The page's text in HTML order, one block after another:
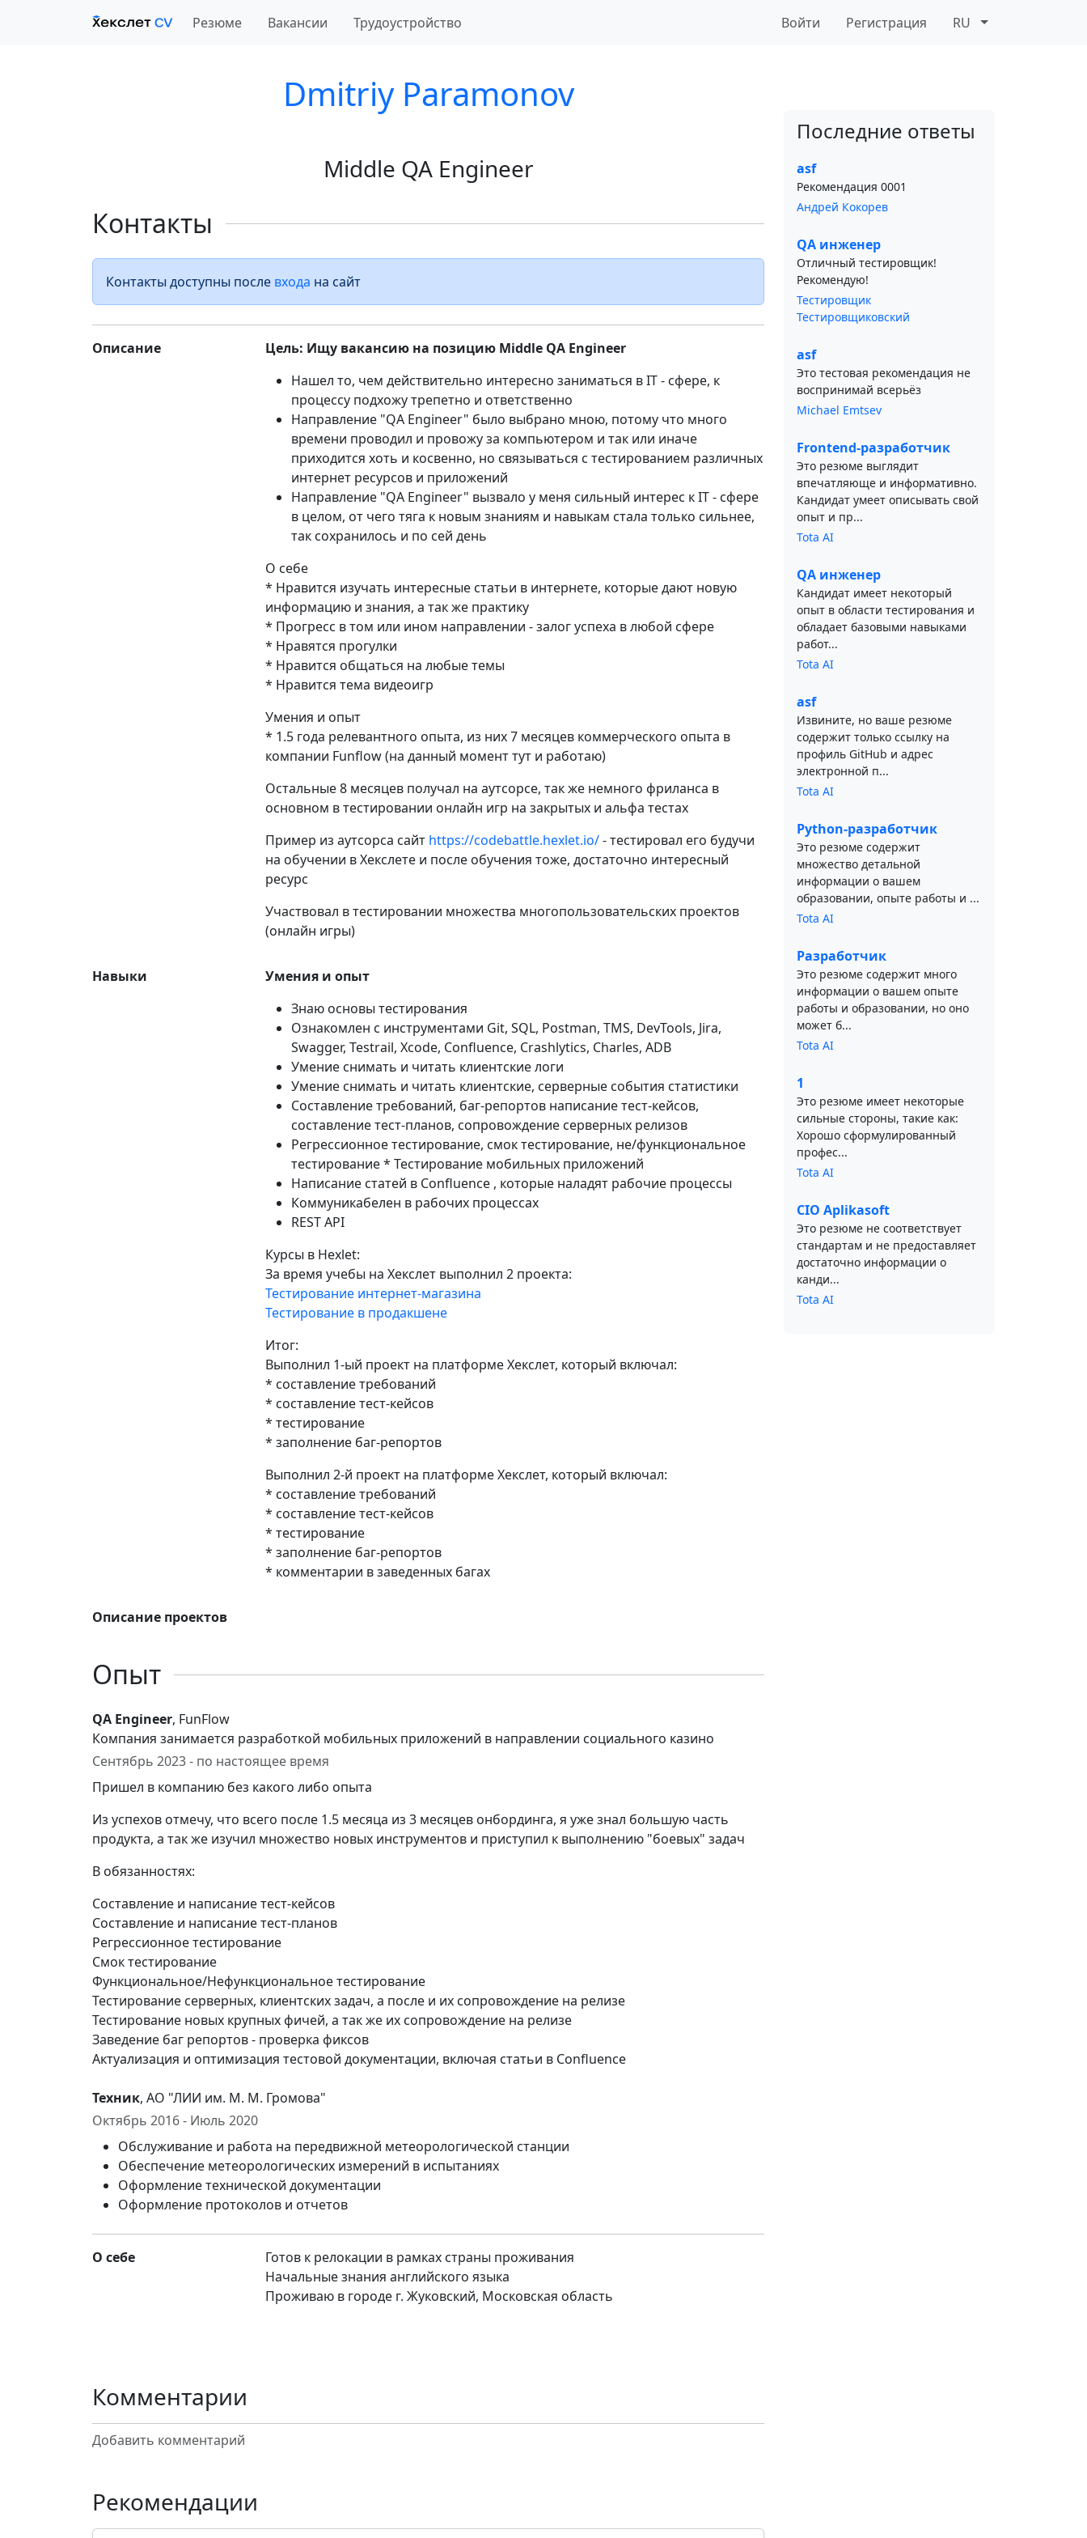
Резюме Вакансии Трудоустройство Войти Регистрация RU
Dmitriy Paramonov
Middle QA Engineer
Контакты
Контакты доступны после входа на сайт
Описание
Цель: Ищу вакансию на позицию Middle QA Engineer
Нашел то, чем действительно интересно заниматься в IT - сфере, к
процессу подхожу трепетно и ответственно
Направление "QA Engineer" было выбрано мною, потому что много
времени проводил и провожу за компьютером и так или иначе
приходится хоть и косвенно, но связываться с тестированием различных
интернет ресурсов и приложений
Направление "QA Engineer" вызвало у меня сильный интерес к IT - сфере
в целом, от чего тяга к новым знаниям и навыкам стала только сильнее,
так сохранилось и по сей день
О себе
* Нравится изучать интересные статьи в интернете, которые дают новую
информацию и знания, а так же практику
* Прогресс в том или ином направлении - залог успеха в любой сфере
* Нравятся прогулки
* Нравится общаться на любые темы
* Нравится тема видеоигр
Умения и опыт
* 1.5 года релевантного опыта, из них 7 месяцев коммерческого опыта в
компании Funflow (на данный момент тут и работаю)
Остальные 8 месяцев получал на аутсорсе, так же немного фриланса в
основном в тестировании онлайн игр на закрытых и альфа тестах
Пример из аутсорса сайт https://codebattle.hexlet.io/- тестировал его будучи
на обучении в Хекслете и после обучения тоже, достаточно интересный
ресурс
Участвовал в тестировании множества многопользовательских проектов
(онлайн игры)
Навыки
Умения и опыт
Знаю основы тестирования
Ознакомлен с инструментами Git, SQL, Postman, TMS, DevTools, Jira,
Swagger, Testrail, Xcode, Confluence, Crashlytics, Charles, ADB
Умение снимать и читать клиентские логи
Умение снимать и читать клиентские, серверные события статистики
Составление требований, баг-репортов написание тест-кейсов,
составление тест-планов, сопровождение серверных релизов
Регрессионное тестирование, смок тестирование, не/функциональное
тестирование * Тестирование мобильных приложений
Написание статей в Confluence , которые наладят рабочие процессы
Коммуникабелен в рабочих процессах
REST API
Курсы в Hexlet:
За время учебы на Хекслет выполнил 2 проекта:
Тестирование интернет-магазина
Тестирование в продакшене
Итог:
Выполнил 1-ый проект на платформе Хекслет, который включал:
* составление требований
* составление тест-кейсов
* тестирование
* заполнение баг-репортов
Выполнил 2-й проект на платформе Хекслет, который включал:
* составление требований
* составление тест-кейсов
* тестирование
* заполнение баг-репортов
* комментарии в заведенных багах
Описание проектов
Опыт
QA Engineer, FunFlow
Компания занимается разработкой мобильных приложений в направлении социального казино
Сентябрь 2023 - по настоящее время
Пришел в компанию без какого либо опыта
Из успехов отмечу, что всего после 1.5 месяца из 3 месяцев онбординга, я уже знал большую часть
продукта, а так же изучил множество новых инструментов и приступил к выполнению "боевых" задач
В обязанностях:
Составление и написание тест-кейсов
Составление и написание тест-планов
Регрессионное тестирование
Смок тестирование
Функциональное/Нефункциональное тестирование
Тестирование серверных, клиентских задач, а после и их сопровождение на релизе
Тестирование новых крупных фичей, а так же их сопровождение на релизе
Заведение баг репортов - проверка фиксов
Актуализация и оптимизация тестовой документации, включая статьи в Confluence
Техник, АО "ЛИИ им. М. М. Громова"
Октябрь 2016 - Июль 2020
Обслуживание и работа на передвижной метеорологической станции
Обеспечение метеорологических измерений в испытаниях
Оформление технической документации
Оформление протоколов и отчетов
О себе
Готов к релокации в рамках страны проживания
Начальные знания английского языка
Проживаю в городе г. Жуковский, Московская область
Комментарии
Добавить комментарий
Рекомендации
Последние ответы
asf
Рекомендация 0001
Андрей Кокорев
QA инженер
Отличный тестировщик!
Рекомендую!
Тестировщик
Тестировщиковский
asf
Это тестовая рекомендация не
воспринимай всерьёз
Michael Emtsev
Frontend-разработчик
Это резюме выглядит
впечатляюще и информативно.
Кандидат умеет описывать свой
опыт и пр...
Tota AI
QA инженер
Кандидат имеет некоторый
опыт в области тестирования и
обладает базовыми навыками
работ...
Tota AI
asf
Извините, но ваше резюме
содержит только ссылку на
профиль GitHub и адрес
электронной п...
Tota AI
Python-разработчик
Это резюме содержит
множество детальной
информации о вашем
образовании, опыте работы и ...
Tota AI
Разработчик
Это резюме содержит много
информации о вашем опыте
работы и образовании, но оно
может б...
Tota AI
1
Это резюме имеет некоторые
сильные стороны, такие как:
Хорошо сформулированный
профес...
Tota AI
CIO Aplikasoft
Это резюме не соответствует
стандартам и не предоставляет
достаточно информации о
канди...
Tota AI